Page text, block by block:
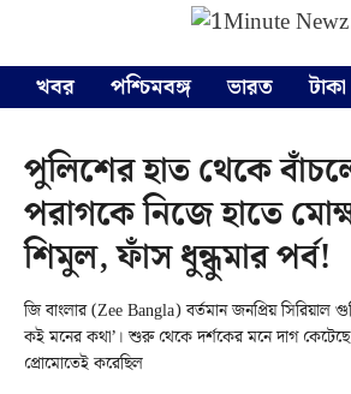
content
খবর
পশ্চিমবঙ্গ ভারত টাকা
পুলিশের হাত থেকে
পরাগকে নিজে হাতে
শিমুল, ফাঁস ধুন্ধুমার পর্ব!
জি বাংলার (Zee Bangla) বর্তমান জনপ্রিয় সিরিয়াল
কই মনের কথা’। শুরু থেকে দর্শকের মনে দাগ কেটেছে
প্রোমোতেই করেছিল